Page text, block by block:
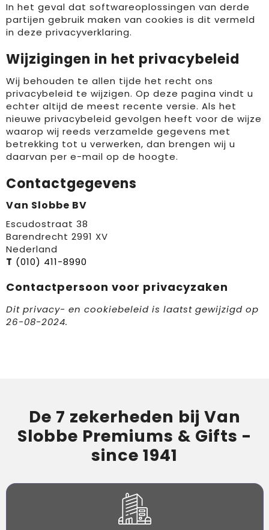
In het geval dat softwareoplossingen van derde
partijen gebruik maken van cookies is dit vermeld
in deze privacyverklaring.
Wijzigingen in het privacybeleid
Wij behouden te allen tijde het recht ons
privacybeleid te wijzigen. Op deze pagina vindt u
echter altijd de meest recente versie. Als het
nieuwe privacybeleid gevolgen heeft voor de wijze
waarop wij reeds verzamelde gegevens met
betrekking tot u verwerken, dan brengen wij u
daarvan per e-mail op de hoogte.
Contactgegevens
Van Slobbe BV
Escudostraat 38
Barendrecht 2991 XV
Nederland
T (010) 411-8990
Contactpersoon voor privacyzaken
Dit privacy- en cookiebeleid is laatst gewijzigd op
26-08-2024.
De 7 zekerheden bij Van
Slobbe Premiums & Gifts -
since 1941